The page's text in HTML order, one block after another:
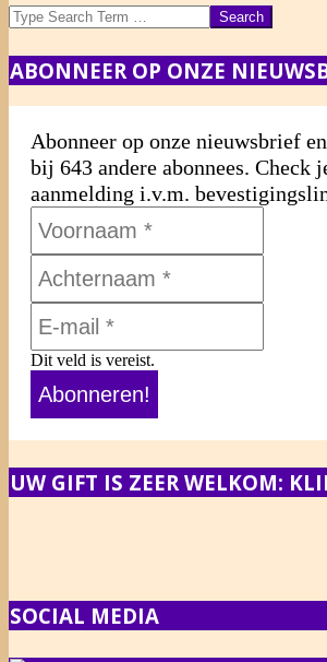
Search
ABONNEER OP ONZE
Abonneer op onze nieuwsbrief
bij 643 andere abonnees. Check
aanmelding i.v.m.
Dit veld is vereist.
UW GIFT IS ZEER WELKOM:
SOCIAL MEDIA